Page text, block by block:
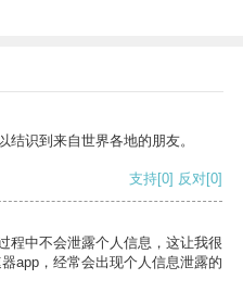
识到来自世界各地的朋友。
支持[0] 反对[0]
程中不会泄露个人信息，这让我很
app，经常会出现个人信息泄露的